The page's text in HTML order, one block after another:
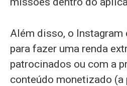
Além disso, o Instagram
para fazer uma renda
patrocinados ou com a
conteúdo monetizado